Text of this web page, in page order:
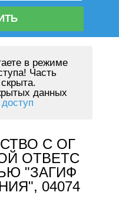
в режиме
Часть
данных
С ОГ
ОТВЕТС
"ЗАГИФ
04074